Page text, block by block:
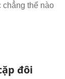
chẳng thể nào
đôi